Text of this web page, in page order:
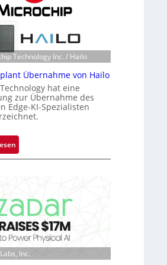
n
e
a
c
t
s
S
e
r
i
-
B
-
R
u
n
s
n
e
ü
b
e
r
m
a
r
k
V
Technology Inc. / Hailo
Übernahme von Hailo
hat eine
zur Übernahme des
Edge-KI-Spezialisten
:
M
o
c
h
i
pInc.